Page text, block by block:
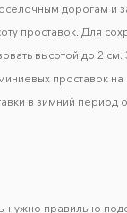
дорогам и
проставок. Для
высотой до 2 см.
проставок
в зимний период
правильно